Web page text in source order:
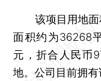
该项目用地面
面积约为36268
元，折合人民币
地。公司目前拥有